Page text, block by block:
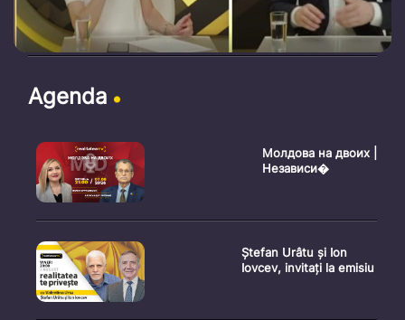
Agenda
Молдова на двоих |
Независи�
Ștefan Urâtu și Ion
Iovcev, invitați la emisiu